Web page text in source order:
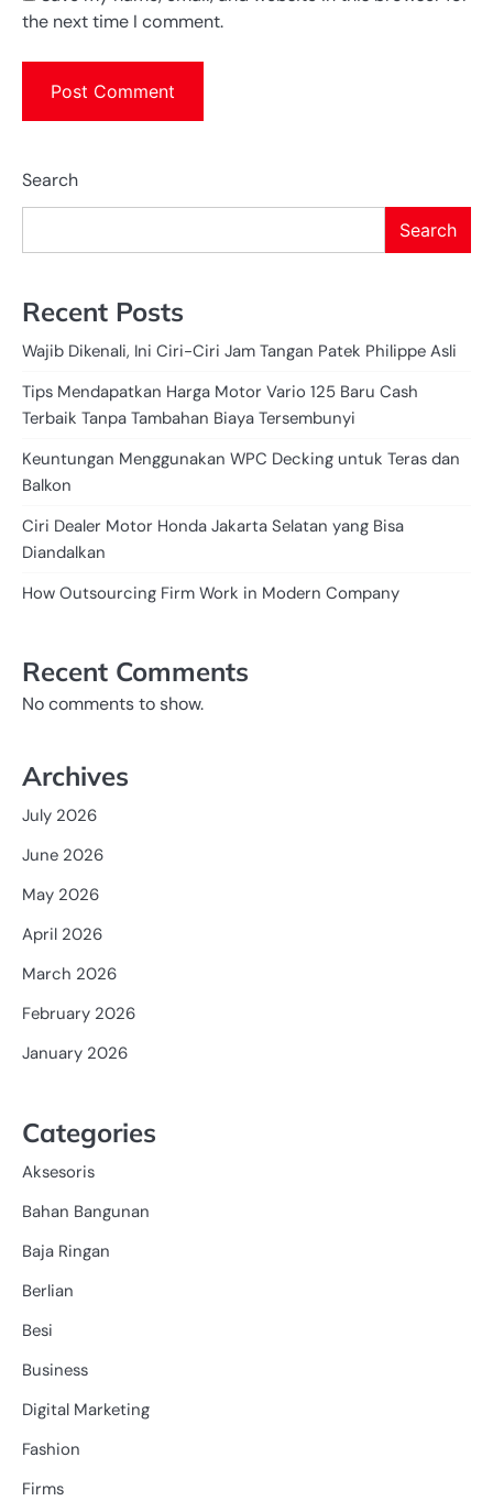
the next time I comment.
Search
Search
Recent Posts
Wajib Dikenali, Ini Ciri-Ciri Jam Tangan Patek Philippe Asli
Tips Mendapatkan Harga Motor Vario 125 Baru Cash
Terbaik Tanpa Tambahan Biaya Tersembunyi
Keuntungan Menggunakan WPC Decking untuk Teras dan
Balkon
Ciri Dealer Motor Honda Jakarta Selatan yang Bisa
Diandalkan
How Outsourcing Firm Work in Modern Company
Recent Comments
No comments to show.
Archives
July 2026
June 2026
May 2026
April 2026
March 2026
February 2026
January 2026
Categories
Aksesoris
Bahan Bangunan
Baja Ringan
Berlian
Besi
Business
Digital Marketing
Fashion
Firms